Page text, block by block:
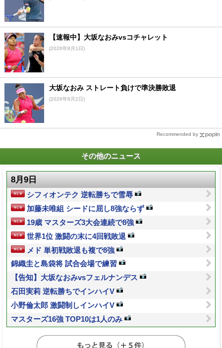
【速報中】大坂なおみvsコチャレット
(2026年8月1日)
大坂なおみ ストレート負けで準決勝敗退
(2026年8月2日)
Recommended by
その他のニュース
8月9日
シフィオンテク 逆転勝ちで雪辱
加藤未唯組 シードに屈し8強ならず
19歳 マスターズ3大会連続で8強
世界1位 激闘の末に4回戦敗退
メド 単初戦敗退も複で8強
錦織圭と島袋将 試合会場で練習
【告知】大坂なおみvsフェルナンデス
石田実莉 逆転勝ちでインハイV
小野倫太郎 激闘制しインハイV
マスターズ16強 TOP10は1人のみ